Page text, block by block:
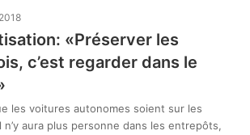
«Préserver les
c’est regarder dans le
les voitures autonomes soient sur les
n’y aura plus personne dans les entrepôts,